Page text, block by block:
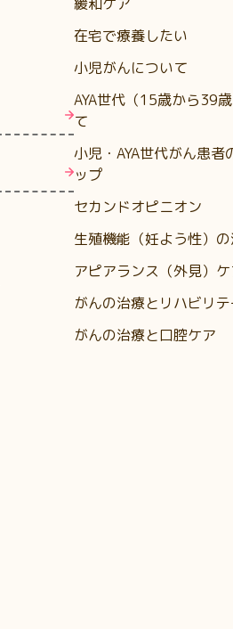
在宅で療養したい
小児がんについて
AYA世代（15歳から39
て
小児・AYA世代がん患者
ップ
セカンドオピニオン
生殖機能（妊よう性）
アピアランス（外見）
がんの治療とリハビリ
がんの治療と口腔ケア